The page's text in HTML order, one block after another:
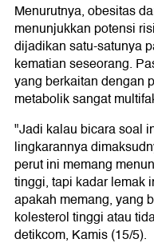
Menurutnya, obesitas
menunjukkan potensi
dijadikan satu-satunya
kematian seseorang.
yang berkaitan dengan
metabolik sangat
"Jadi kalau bicara soal
lingkarannya
perut ini memang
tinggi, tapi kadar lemak
apakah memang, yang
kolesterol tinggi atau
detikcom, Kamis (15/5).